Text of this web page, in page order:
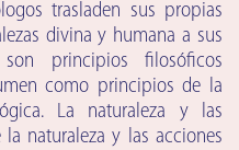
trasladen sus propias
divina y humana a sus
principios filosóficos
como principios de la
La naturaleza y las
naturaleza y las acciones